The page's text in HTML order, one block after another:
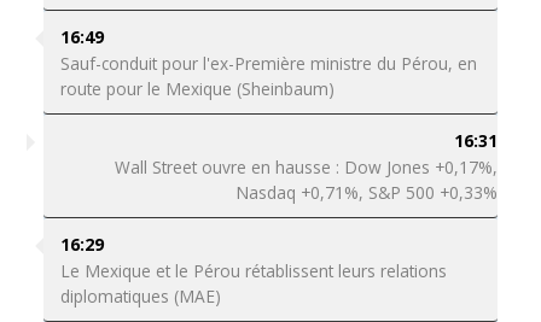
16:49
Sauf-conduit pour l'ex-Première ministre du Pérou, en
route pour le Mexique (Sheinbaum)
16:31
Wall Street ouvre en hausse : Dow Jones +0,17%,
Nasdaq +0,71%, S&P 500 +0,33%
16:29
Le Mexique et le Pérou rétablissent leurs relations
diplomatiques (MAE)